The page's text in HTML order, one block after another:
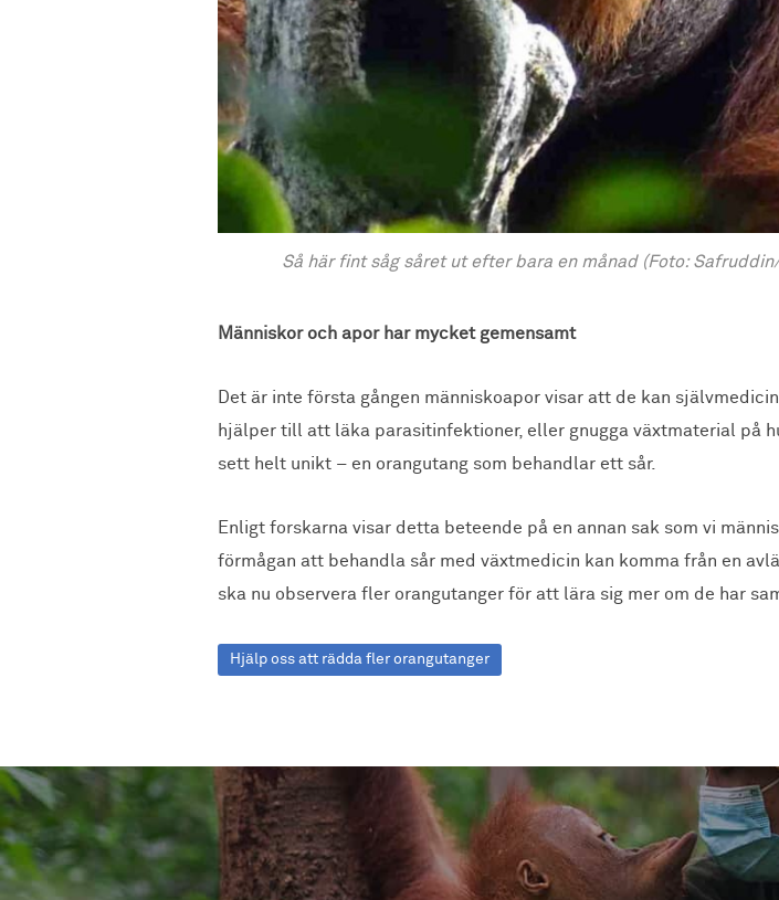
Så här fint såg såret ut efter bara en månad (Foto:
Människor och apor har mycket gemensamt
Det är inte första gången människoapor visar att de kan
hjälper till att läka parasitinfektioner, eller gnugga växtmaterial på
sett helt unikt – en orangutang som behandlar ett sår.
Enligt forskarna visar detta beteende på en annan sak som vi
förmågan att behandla sår med växtmedicin kan komma från en
ska nu observera fler orangutanger för att lära sig mer om de har
Hjälp oss att rädda fler orangutanger